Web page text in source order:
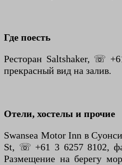
Где поесть
Ресторан Saltshaker, ☏
прекрасный вид на залив.
Отели, хостелы и прочие
Swansea Motor Inn в
St, ☏ +61 3 6257 8102,
Размещение на берегу